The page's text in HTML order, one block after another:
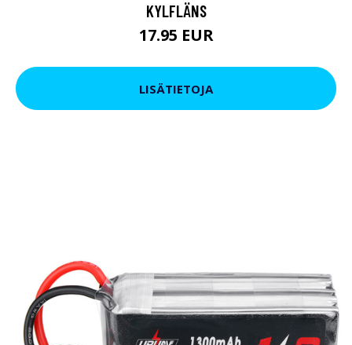
KYLFLÄNS
17.95 EUR
LISÄTIETOJA